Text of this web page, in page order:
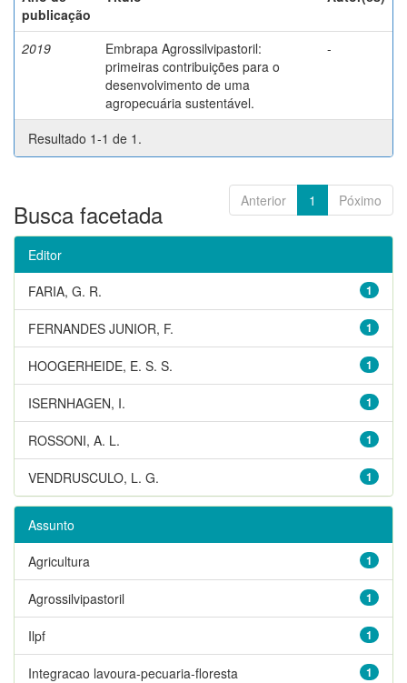
publicação
2019
Embrapa Agrossilvipastoril:
primeiras contribuições para o
desenvolvimento de uma
agropecuária sustentável.
-
Resultado 1-1 de 1.
Anterior 1 Póximo
Busca facetada
Editor
1
FARIA, G. R.
1
FERNANDES JUNIOR, F.
1
HOOGERHEIDE, E. S. S.
1
ISERNHAGEN, I.
1
ROSSONI, A. L.
1
VENDRUSCULO, L. G.
Assunto
1
Agricultura
1
Agrossilvipastoril
1
Ilpf
1
Integracao lavoura-pecuaria-floresta